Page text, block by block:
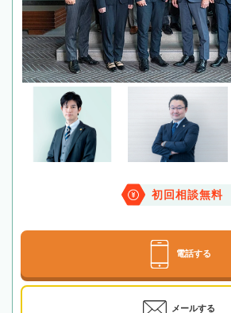
初回相談無料
電話する
メールする